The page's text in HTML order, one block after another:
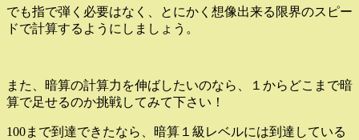
でも指で弾く必要はなく、とにかく想像出来る限界のスピー
ドで計算するようにしましょう。
また、暗算の計算力を伸ばしたいのなら、１からどこまで暗
算で足せるのか挑戦してみて下さい！
100まで到達できたなら、暗算１級レベルには到達している